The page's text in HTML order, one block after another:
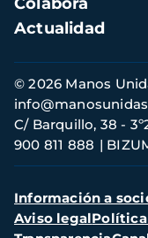
Actualidad
Información
de
contacto
© 2026 Manos
C/ Barquillo, 38 -
900 811 888
Menú
secundario
Información a
Aviso legal